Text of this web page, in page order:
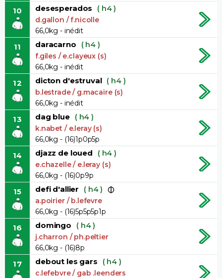
10 desesperados ( h4 )
d.gallon / f.nicolle
66,0kg - inédit
11 daracarno ( h4 )
f.giles / e.clayeux (s)
66,0kg - inédit
12 dicton d'estruval ( h4 )
b.lestrade / g.macaire (s)
66,0kg - inédit
13 dag blue ( h4 )
k.nabet / e.leray (s)
66,0kg - (16)1p0p5p
14 djazz de loued ( h4 )
e.chazelle / e.leray (s)
66,0kg - (16)0p9p
15 defi d'allier ( h4 )
a.poirier / b.lefevre
66,0kg - (16)5p5p5p1p
16 domingo ( h4 )
j.charron / ph.peltier
66,0kg - (16)8p
17 debout les gars ( h4 )
c.lefebvre / gab .leenders